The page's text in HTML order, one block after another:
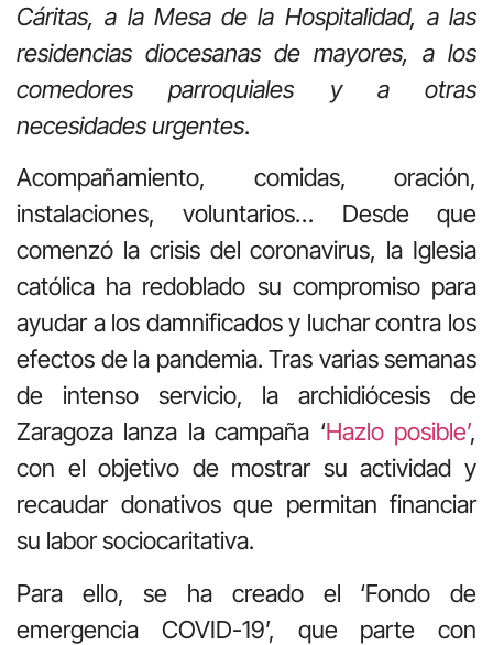
Cáritas, a la Mesa de la Hospitalidad, a las
residencias diocesanas de mayores, a los
comedores parroquiales y a otras
necesidades urgentes.
Acompañamiento, comidas, oración,
instalaciones, voluntarios… Desde que
comenzó la crisis del coronavirus, la Iglesia
católica ha redoblado su compromiso para
ayudar a los damnificados y luchar contra los
efectos de la pandemia. Tras varias semanas
de intenso servicio, la archidiócesis de
Zaragoza lanza la campaña ‘Hazlo posible’,
con el objetivo de mostrar su actividad y
recaudar donativos que permitan financiar
su labor sociocaritativa.
Para ello, se ha creado el ‘Fondo de
emergencia COVID-19’, que parte con